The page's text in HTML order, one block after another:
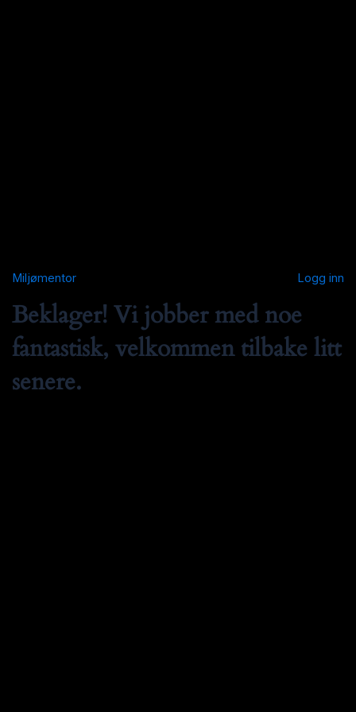
Miljømentor Logg inn
Beklager! Vi jobber med noe
fantastisk, velkommen tilbake litt
senere.